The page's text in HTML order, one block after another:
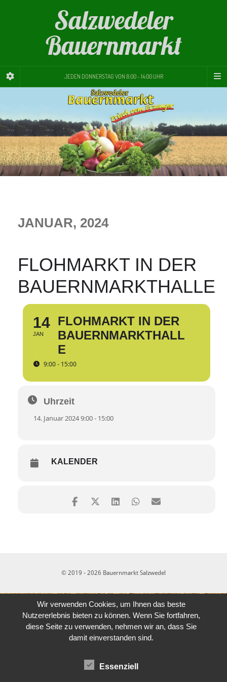
Salzwedeler
Bauernmarkt
JEDEN DONNERSTAG VON 8:00 - 14:00 UHR
JANUAR, 2024
FLOHMARKT IN DER
BAUERNMARKTHALLE
14
JAN
FLOHMARKT IN DER
BAUERNMARKTHALL
E
9:00 - 15:00
Uhrzeit
14. Januar 2024 9:00 - 15:00
KALENDER
© 2019 - 2026 Bauernmarkt Salzwedel
Wir verwenden Cookies, um Ihnen das beste
Nutzererlebnis bieten zu können. Wenn Sie fortfahren,
diese Seite zu verwenden, nehmen wir an, dass Sie
damit einverstanden sind.
Essenziell